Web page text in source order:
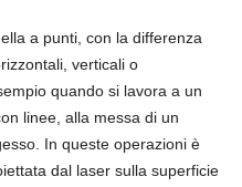
a punti, con la differenza
verticali o
quando si lavora a un
linee, alla messa di un
In queste operazioni è
dal laser sulla superficie